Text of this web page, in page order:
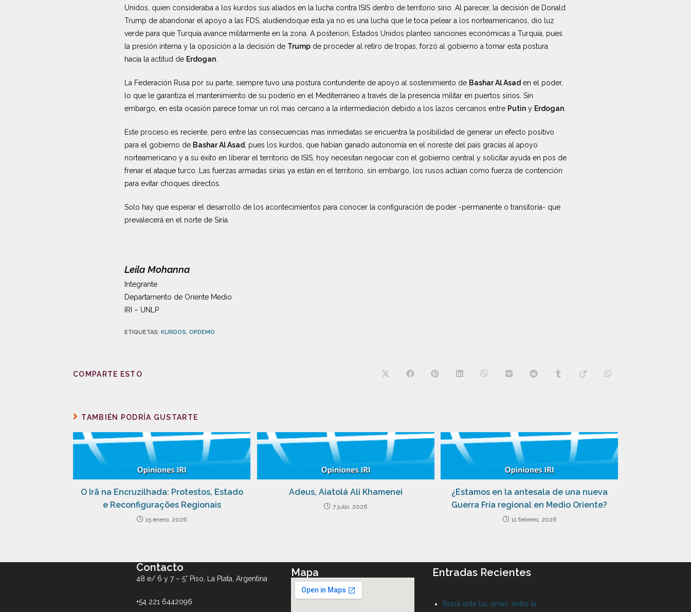
Unidos, quien consideraba a los kurdos sus aliados en la lucha contra ISIS dentro de territorio sirio. Al parecer, la decisión de Donald
Trump de abandonar el apoyo a las FDS, aludiendoque esta ya no es una lucha que le toca pelear a los norteamericanos, dio luz
verde para que Turquía avance militarmente en la zona. A posteriori, Estados Unidos planteo sanciones económicas a Turquía, pues
la presión interna y la oposición a la decisión de Trump de proceder al retiro de tropas, forzó al gobierno a tomar esta postura
hacia la actitud de Erdogan.
La Federación Rusa por su parte, siempre tuvo una postura contundente de apoyo al sostenimiento de Bashar Al Asad en el poder,
lo que le garantiza el mantenimiento de su poderío en el Mediterráneo a través de la presencia militar en puertos sirios. Sin
embargo, en esta ocasión parece tomar un rol mas cercano a la intermediación debido a los lazos cercanos entre Putin y Erdogan.
Este proceso es reciente, pero entre las consecuencias mas inmediatas se encuentra la posibilidad de generar un efecto positivo
para el gobierno de Bashar Al Asad, pues los kurdos, que habían ganado autonomía en el noreste del país gracias al apoyo
norteamericano y a su éxito en liberar el territorio de ISIS, hoy necesitan negociar con el gobierno central y solicitar ayuda en pos de
frenar el ataque turco. Las fuerzas armadas sirias ya están en el territorio, sin embargo, los rusos actúan como fuerza de contención
para evitar choques directos.
Solo hay que esperar el desarrollo de los acontecimientos para conocer la configuración de poder -permanente o transitoria- que
prevalecerá en el norte de Siria.
Leila Mohanna
Integrante
Departamento de Oriente Medio
IRI – UNLP
ETIQUETAS: KURDOS, OPDEMO
COMPARTE ESTO
TAMBIÉN PODRÍA GUSTARTE
O Irã na Encruzilhada: Protestos, Estado
e Reconfigurações Regionais
15 enero, 2026
Adeus, Aiatolá Ali Khamenei
7 julio, 2026
¿Estamos en la antesala de una nueva
Guerra Fría regional en Medio Oriente?
11 febrero, 2026
Contacto
48 e/ 6 y 7 – 5° Piso, La Plata, Argentina
+54 221 6442096
Mapa Entradas Recientes
Brasil ante las urnas: entre la